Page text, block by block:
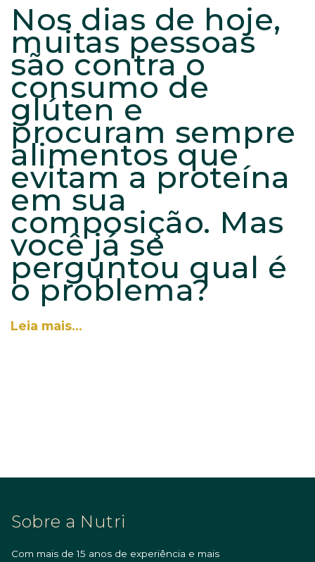
Nos dias de hoje,
muitas pessoas
são contra o
consumo de
glúten e
procuram sempre
alimentos que
evitam a proteína
em sua
composição. Mas
você já se
perguntou qual é
o problema?
Leia mais…
Sobre a Nutri
Com mais de 15 anos de experiência e mais